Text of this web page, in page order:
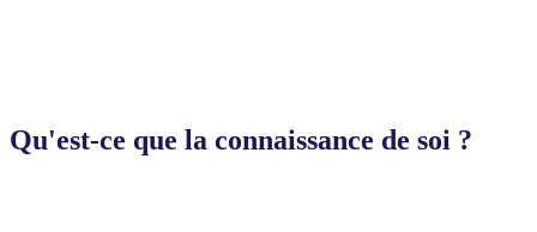
Qu'est-ce que la connaissance de soi ?